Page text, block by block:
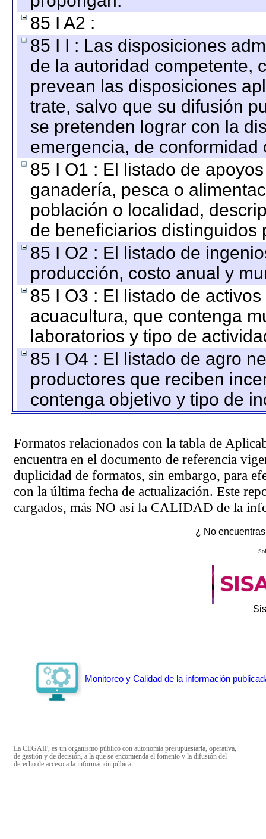
85 I A2 :
85 I I : Las disposiciones
de la autoridad competente,
prevean las disposiciones
trate, salvo que su difusión
se pretenden lograr con la
emergencia, de
85 I O1 : El listado de
ganadería, pesca o
población o localidad,
de beneficiarios distinguidos
85 I O2 : El listado de
producción, costo anual y
85 I O3 : El listado de
acuacultura, que contenga
laboratorios y tipo de
85 I O4 : El listado de agro
productores que reciben
contenga objetivo y tipo de
Formatos relacionados con la tabla de
encuentra en el documento de referencia
duplicidad de formatos, sin embargo, para
con la última fecha de actualización. Este
cargados, más NO así la CALIDAD de la
¿ No
Monitoreo y Calidad de la información
La CEGAIP, es un organismo público con autonomía presupuestaria, operativa,
de gestión y de decisión, a la que se encomienda el fomento y la difusión del
derecho de acceso a la información púbica.